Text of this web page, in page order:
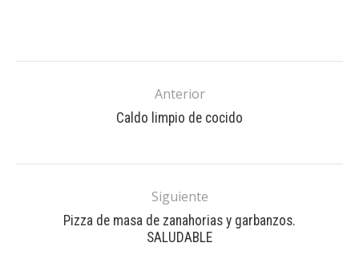
Anterior
Caldo limpio de cocido
Siguiente
Pizza de masa de zanahorias y garbanzos.
SALUDABLE